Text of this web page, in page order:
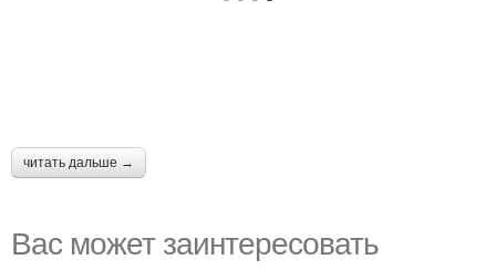
читать дальше →
Вас может заинтересовать